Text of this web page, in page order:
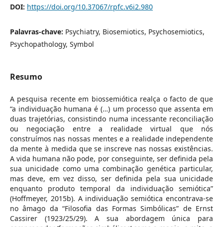
DOI: https://doi.org/10.37067/rpfc.v6i2.980
Palavras-chave: Psychiatry, Biosemiotics, Psychosemiotics,
Psychopathology, Symbol
Resumo
A pesquisa recente em biossemiótica realça o facto de que
“a individuação humana é (…) um processo que assenta em
duas trajetórias, consistindo numa incessante reconciliação
ou negociação entre a realidade virtual que nós
construímos nas nossas mentes e a realidade independente
da mente à medida que se inscreve nas nossas existências.
A vida humana não pode, por conseguinte, ser definida pela
sua unicidade como uma combinação genética particular,
mas deve, em vez disso, ser definida pela sua unicidade
enquanto produto temporal da individuação semiótica”
(Hoffmeyer, 2015b). A individuação semiótica encontrava-se
no âmago da “Filosofia das Formas Simbólicas” de Ernst
Cassirer (1923/25/29). A sua abordagem única para